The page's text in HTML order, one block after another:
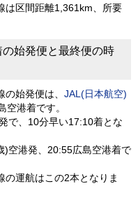
区間距離1,361km、所要
始発便と最終便の時
始発便は、 JAL(日本航空)
港着です。
で、10分早い17:10着とな
)空港発、20:55広島空港着で
運航はこの2本となりま